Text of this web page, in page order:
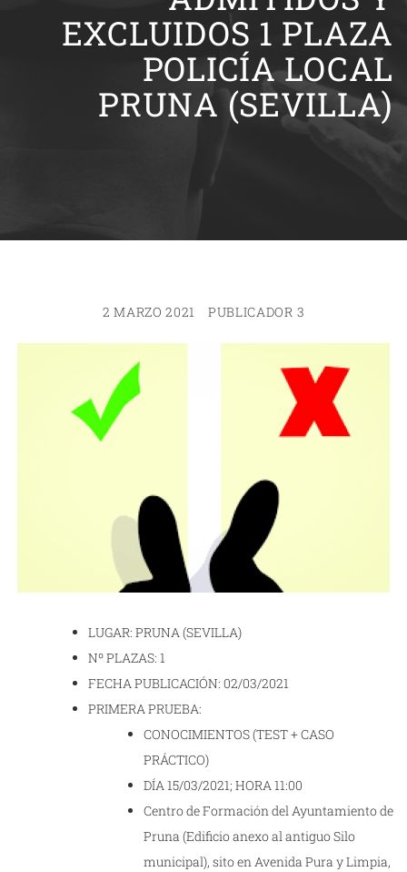
EXCLUIDOS 1 PLAZA
POLICÍA LOCAL
PRUNA (SEVILLA)
2 MARZO 2021 PUBLICADOR 3
LUGAR: PRUNA (SEVILLA)
Nº PLAZAS: 1
FECHA PUBLICACIÓN: 02/03/2021
PRIMERA PRUEBA:
CONOCIMIENTOS (TEST + CASO
PRÁCTICO)
DÍA 15/03/2021; HORA 11:00
Centro de Formación del Ayuntamiento de
Pruna (Edificio anexo al antiguo Silo
municipal), sito en Avenida Pura y Limpia,